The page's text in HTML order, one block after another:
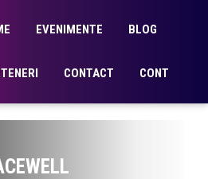
EVENIMENTE BLOG
CONTACT CONT